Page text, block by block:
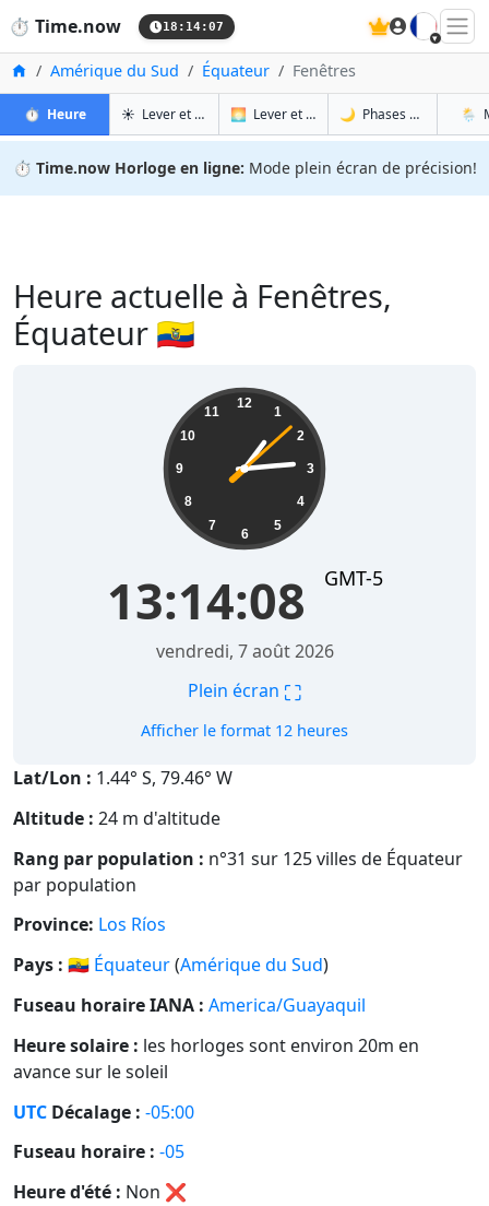
⏱️ Time.now 18:14:08 🇫🇷
Accueil
Amérique du Sud Équateur Fenêtres
⏱️ Heureà Fenêtres
☀️ Lever et coucher du soleil à Fenêtres
🌅 Lever et coucher du soleil demain à
🌙 Phases de la Lune à
🌦️
⏱️ Time.now Horloge en ligne: Mode plein écran de précision!
Heure actuelle à Fenêtres,
Équateur 🇪🇨
12
1
2
3
4
5
6
7
8
9
10
11
13:14:09 GMT-5
vendredi, 7 août 2026
Plein écran ⛶
Afficher le format 12 heures
Lat/Lon : 1.44° S, 79.46° W
Altitude : 24 m d'altitude
Rang par population : n°31 sur 125 villes de Équateur
par population
Province: Los Ríos
Pays : 🇪🇨 Équateur(Amérique du Sud)
Fuseau horaire IANA : America/Guayaquil
Heure solaire : les horloges sont environ 20m en
avance sur le soleil
UTC Décalage : -05:00
Fuseau horaire : -05
Heure d'été : Non ❌